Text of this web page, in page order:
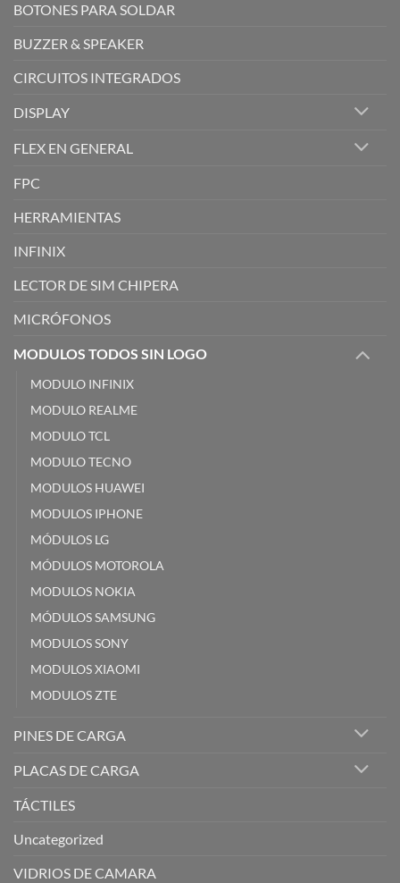
BOTONES PARA SOLDAR
BUZZER & SPEAKER
CIRCUITOS INTEGRADOS
DISPLAY
FLEX EN GENERAL
FPC
HERRAMIENTAS
INFINIX
LECTOR DE SIM CHIPERA
MICRÓFONOS
MODULOS TODOS SIN LOGO
MODULO INFINIX
MODULO REALME
MODULO TCL
MODULO TECNO
MODULOS HUAWEI
MODULOS IPHONE
MÓDULOS LG
MÓDULOS MOTOROLA
MODULOS NOKIA
MÓDULOS SAMSUNG
MODULOS SONY
MODULOS XIAOMI
MODULOS ZTE
PINES DE CARGA
PLACAS DE CARGA
TÁCTILES
Uncategorized
VIDRIOS DE CAMARA